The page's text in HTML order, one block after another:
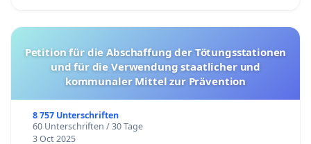
Petition für die Abschaffung der Tötungsstationen
und für die Verwendung staatlicher und
kommunaler Mittel zur Prävention
8 757 Unterschriften
60 Unterschriften / 30 Tage
3 Oct 2025